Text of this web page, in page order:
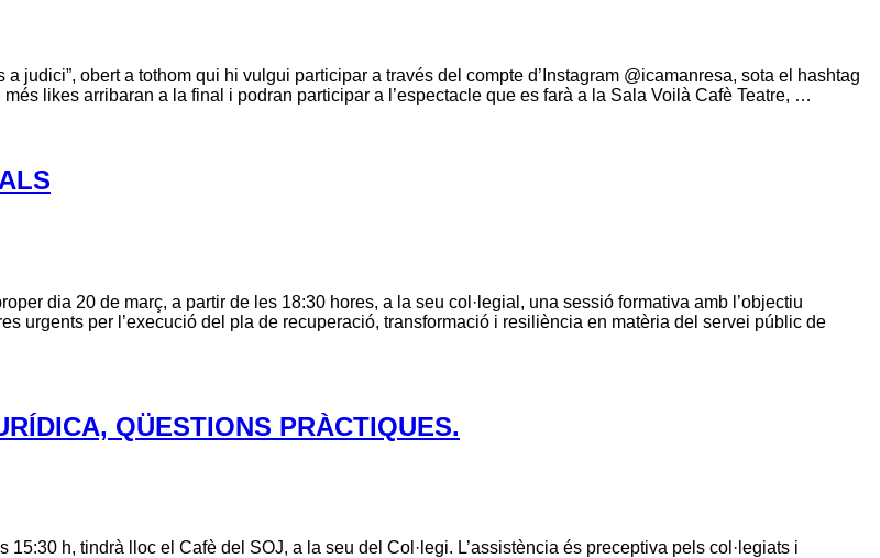
judici”, obert a tothom qui hi vulgui participar a través del compte d’Instagram @icamanresa, sota el hashtag
likes arribaran a la final i podran participar a l’espectacle que es farà a la Sala Voilà Cafè Teatre, …
dia 20 de març, a partir de les 18:30 hores, a la seu col·legial, una sessió formativa amb l’objectiu
urgents per l’execució del pla de recuperació, transformació i resiliència en matèria del servei públic de
QÜESTIONS PRÀCTIQUES.
h, tindrà lloc el Cafè del SOJ, a la seu del Col·legi. L’assistència és preceptiva pels col·legiats i